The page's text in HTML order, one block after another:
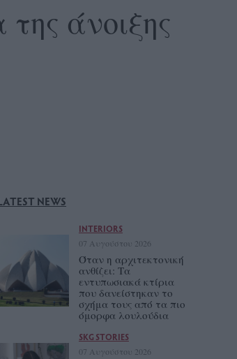
άνοιξης
NEWS
INTERIORS
07 Αυγούστου 2026
Όταν η αρχιτεκτονική
ανθίζει: Τα
εντυπωσιακά κτίρια
που δανείστηκαν το
σχήμα τους από τα πιο
όμορφα λουλούδια
SKG STORIES
07 Αυγούστου 2026